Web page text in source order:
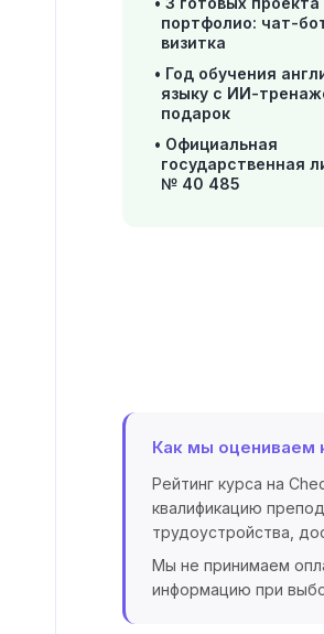
портфолио: чат-
визитка
Год обучения
языку с ИИ-
подарок
Официальная
государственная
№ 40 485
Как мы оцениваем
Рейтинг курса на
квалификацию
трудоустройства,
Мы не принимаем
информацию при